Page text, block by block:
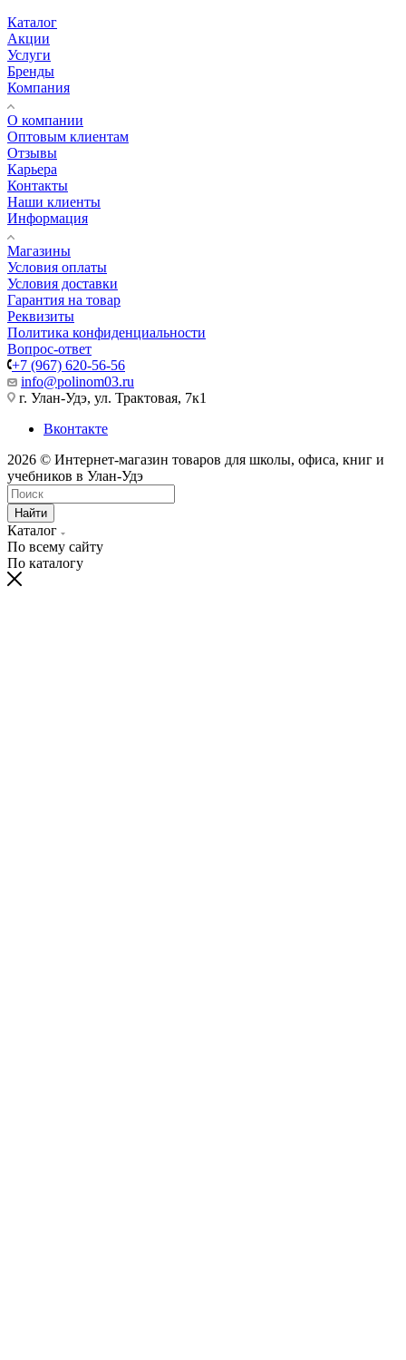
Каталог
Акции
Услуги
Бренды
Компания
О компании
Оптовым клиентам
Отзывы
Карьера
Контакты
Наши клиенты
Информация
Магазины
Условия оплаты
Условия доставки
Гарантия на товар
Реквизиты
Политика конфиденциальности
Вопрос-ответ
+7 (967) 620-56-56
info@polinom03.ru
г. Улан-Удэ, ул. Трактовая, 7к1
Вконтакте
2026 © Интернет-магазин товаров для школы, офиса, книг и
учебников в Улан-Удэ
Найти
Каталог
По всему сайту
По каталогу